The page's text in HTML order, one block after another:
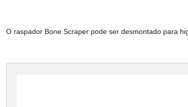
O raspador Bone Scraper pode ser desmontado para